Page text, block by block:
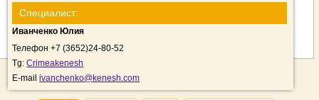
Специалист:
Иванченко Юлия
Телефон +7 (3652)24-80-52
Tg:Crimeakenesh
E-mailivanchenko@kenesh.com